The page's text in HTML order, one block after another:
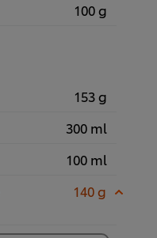
100 g
153 g
300 ml
100 ml
140 g